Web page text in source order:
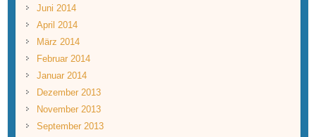
Juni 2014
April 2014
März 2014
Februar 2014
Januar 2014
Dezember 2013
November 2013
September 2013